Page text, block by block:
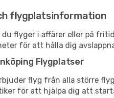
flygplatsinformation
flyger i affärer eller på
för att hålla dig
Flygplatser
flyg från alla större
för att hjälpa dig att